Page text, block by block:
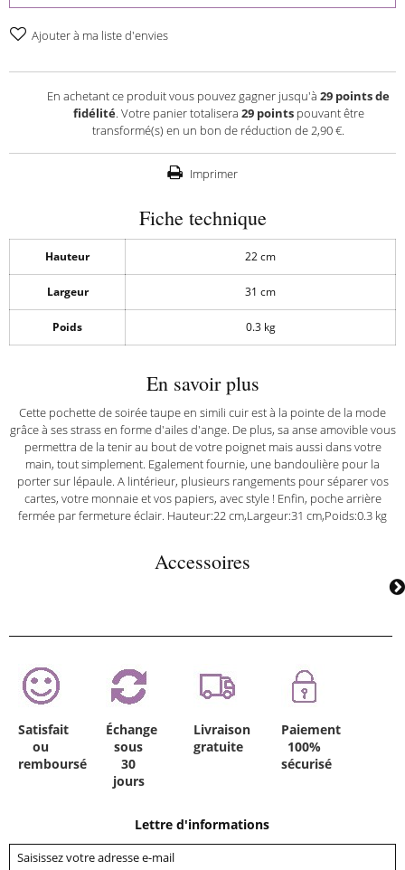
Ajouter à ma liste d'envies
En achetant ce produit vous pouvez gagner jusqu'à 29 points de
fidélité. Votre panier totalisera 29pointspouvant être
transformé(s) en un bon de réduction de 2,90 €.
Imprimer
Fiche technique
Hauteur 22 cm
Largeur 31 cm
Poids 0.3 kg
En savoir plus
Cette pochette de soirée taupe en simili cuir est à la pointe de la mode
grâce à ses strass en forme d'ailes d'ange. De plus, sa anse amovible vous
permettra de la tenir au bout de votre poignet mais aussi dans votre
main, tout simplement. Egalement fournie, une bandoulière pour la
porter sur lépaule. A lintérieur, plusieurs rangements pour séparer vos
cartes, votre monnaie et vos papiers, avec style ! Enfin, poche arrière
fermée par fermeture éclair. Hauteur:22 cm,Largeur:31 cm,Poids:0.3 kg
Accessoires
Satisfait
ou
remboursé
Échange
sous
30
jours
Livraison
gratuite
Paiement
100%
sécurisé
Lettre d'informations